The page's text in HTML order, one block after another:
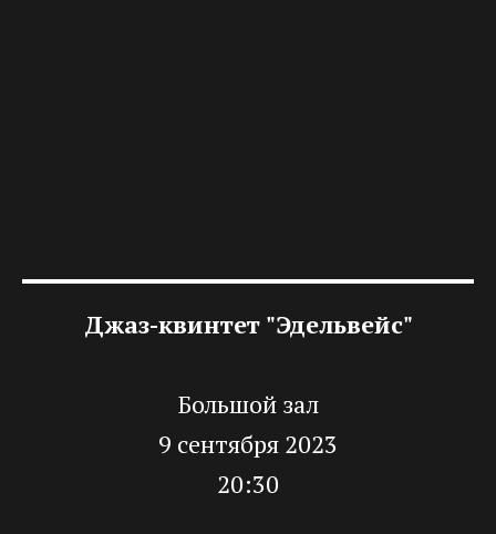
Джаз-квинтет "Эдельвейс"
Большой зал
9 сентября 2023
20:30